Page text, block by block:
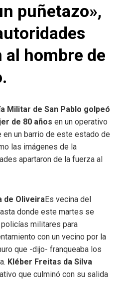
puñetazo»,
al hombre de
Militar de San Pablo golpeó
de 80 años en un operativo
en un barrio de este estado de
las imágenes de la
apartaron de la fuerza al
de OliveiraEs vecina del
donde este martes se
militares para
con un vecino por la
que -dijo- franqueaba los
Kléber Freitas da Silva
que culminó con su salida